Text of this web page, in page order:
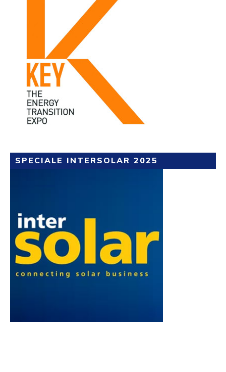
SPECIALE INTERSOLAR 2025